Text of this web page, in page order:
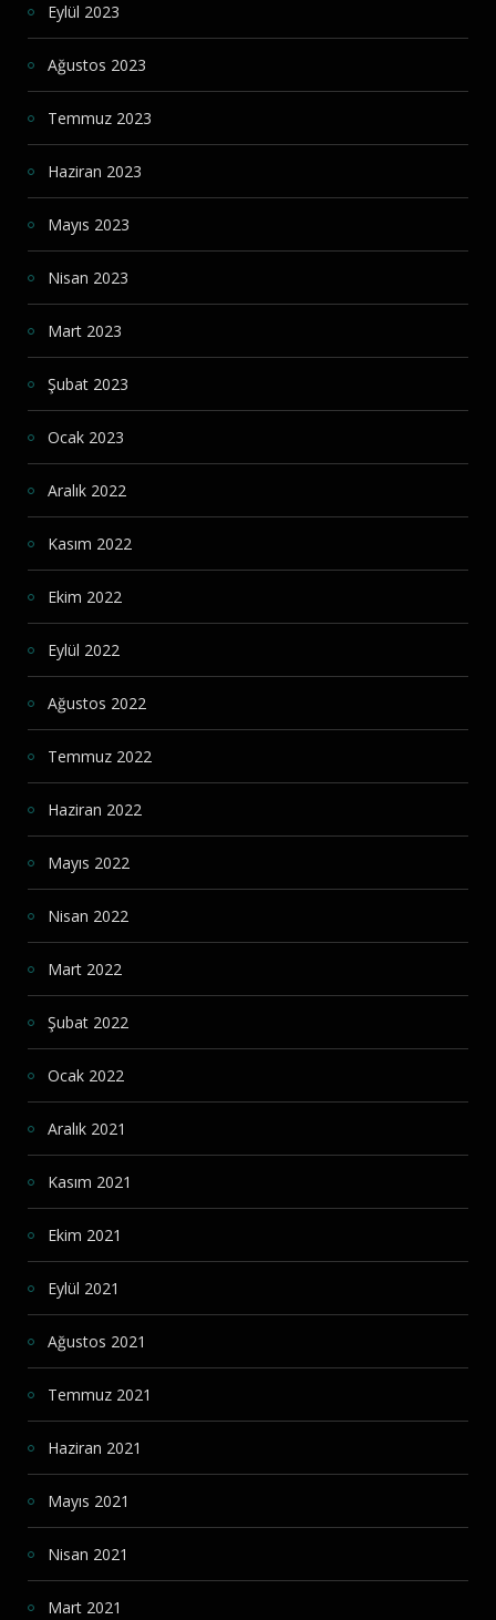
Eylül 2023
Ağustos 2023
Temmuz 2023
Haziran 2023
Mayıs 2023
Nisan 2023
Mart 2023
Şubat 2023
Ocak 2023
Aralık 2022
Kasım 2022
Ekim 2022
Eylül 2022
Ağustos 2022
Temmuz 2022
Haziran 2022
Mayıs 2022
Nisan 2022
Mart 2022
Şubat 2022
Ocak 2022
Aralık 2021
Kasım 2021
Ekim 2021
Eylül 2021
Ağustos 2021
Temmuz 2021
Haziran 2021
Mayıs 2021
Nisan 2021
Mart 2021